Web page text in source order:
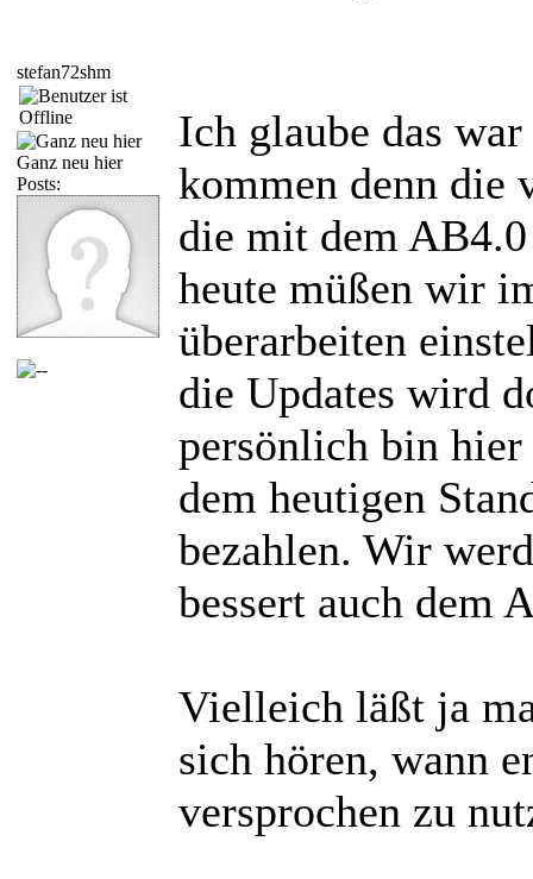
stefan72shm
Ganz neu hier
Posts:
Ich glaube das
kommen denn die
die mit dem
heute müßen wir
überarbeiten
die Updates wird
persönlich bin hier
dem heutigen
bezahlen. Wir
bessert auch dem
Vielleich läßt ja
sich hören, wann
versprochen zu